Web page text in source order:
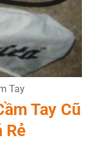
Tay
Tay Cũ
Rẻ